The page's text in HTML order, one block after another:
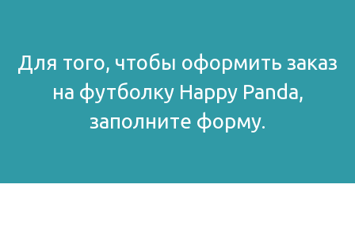
Для того, чтобы оформить заказ
на футболку Happy Panda,
заполните форму.